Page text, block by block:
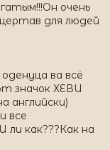
очень
для людей
ва всё
значок ХЕВИ
английски)
все
как???Как на